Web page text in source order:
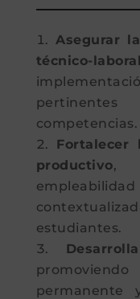
Asegurar
técnico-laboral
competencias.
Fortalecer
productivo,
estudiantes.
permanente